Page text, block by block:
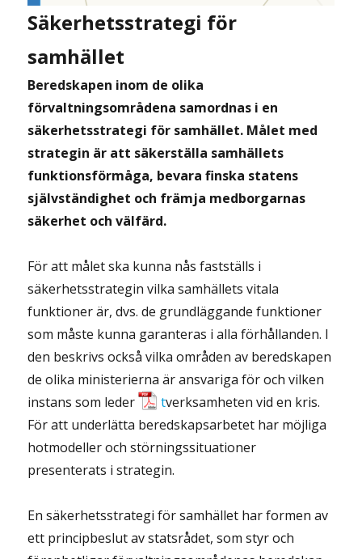
Säkerhetsstrategi för
samhället
Beredskapen inom de olika
förvaltningsområdena samordnas i en
säkerhetsstrategi för samhället. Målet med
strategin är att säkerställa samhällets
funktionsförmåga, bevara finska statens
självständighet och främja medborgarnas
säkerhet och välfärd.
För att målet ska kunna nås fastställs i
säkerhetsstrategin vilka samhällets vitala
funktioner är, dvs. de grundläggande funktioner
som måste kunna garanteras i alla förhållanden. I
den beskrivs också vilka områden av beredskapen
de olika ministerierna är ansvariga för och vilken
instans som leder
tverksamheten vid en kris.
För att underlätta beredskapsarbetet har möjliga
hotmodeller och störningssituationer
presenterats i strategin.
En säkerhetsstrategi för samhället har formen av
ett principbeslut av statsrådet, som styr och